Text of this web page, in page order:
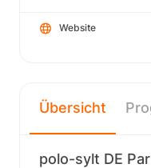
Website
Übersicht
polo-sylt DE